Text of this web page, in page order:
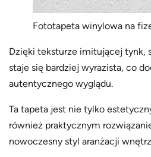
Fototapeta winylowa na
Dzięki teksturze imitującej tynk,
staje się bardziej wyrazista, co
autentycznego wyglądu.
Ta tapeta jest nie tylko
również praktycznym
nowoczesny styl aranżacji